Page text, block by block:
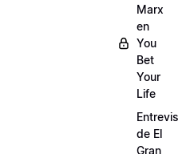
Marx
en
You
Bet
Your
Life
de El
Gran